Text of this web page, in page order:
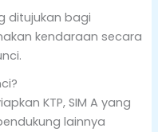
ditujukan bagi
kendaraan secara
KTP, SIM A yang
lainnya